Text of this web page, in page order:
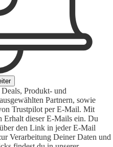
Produkt- und
Partnern, sowie
Trustpilot per E-Mail. Mit
dieser E-Mails ein. Du
den Link in jeder E-Mail
Verarbeitung Deiner Daten und